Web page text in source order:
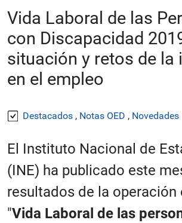
Vida Laboral de las
con Discapacidad
situación y retos de la
en el empleo
Destacados , Notas OED , Novedades
El Instituto Nacional de
(INE) ha publicado este
resultados de la
"Vida Laboral de las